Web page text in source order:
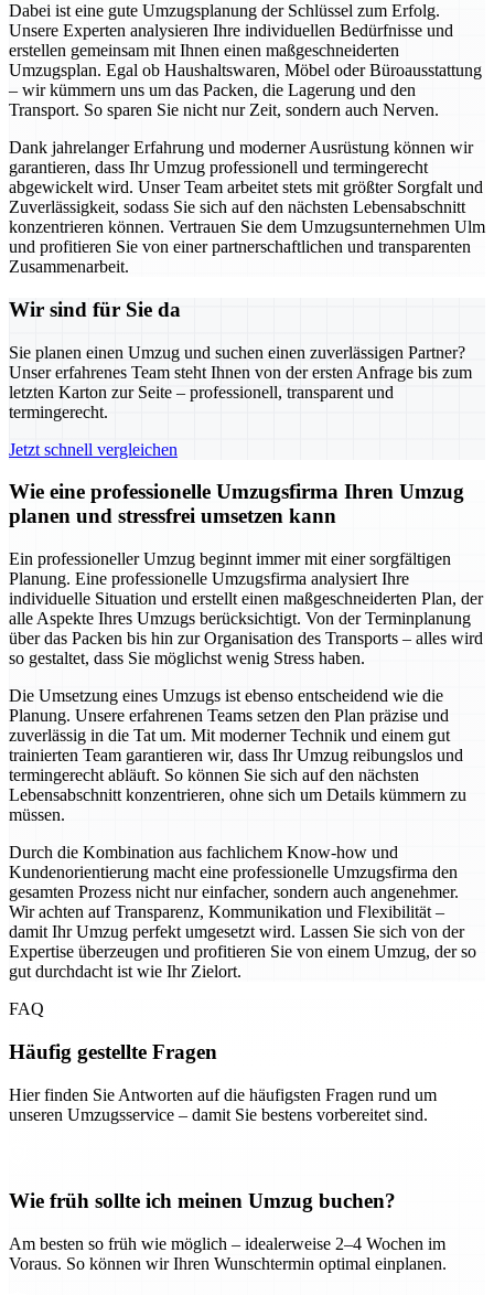
Dabei ist eine gute Umzugsplanung der Schlüssel zum Erfolg.
Unsere Experten analysieren Ihre individuellen Bedürfnisse und
erstellen gemeinsam mit Ihnen einen maßgeschneiderten
Umzugsplan. Egal ob Haushaltswaren, Möbel oder Büroausstattung
– wir kümmern uns um das Packen, die Lagerung und den
Transport. So sparen Sie nicht nur Zeit, sondern auch Nerven.
Dank jahrelanger Erfahrung und moderner Ausrüstung können wir
garantieren, dass Ihr Umzug professionell und termingerecht
abgewickelt wird. Unser Team arbeitet stets mit größter Sorgfalt und
Zuverlässigkeit, sodass Sie sich auf den nächsten Lebensabschnitt
konzentrieren können. Vertrauen Sie dem Umzugsunternehmen Ulm
und profitieren Sie von einer partnerschaftlichen und transparenten
Zusammenarbeit.
Wir sind für Sie da
Sie planen einen Umzug und suchen einen zuverlässigen Partner?
Unser erfahrenes Team steht Ihnen von der ersten Anfrage bis zum
letzten Karton zur Seite – professionell, transparent und
termingerecht.
Jetzt schnell vergleichen
Wie eine professionelle Umzugsfirma Ihren Umzug
planen und stressfrei umsetzen kann
Ein professioneller Umzug beginnt immer mit einer sorgfältigen
Planung. Eine professionelle Umzugsfirma analysiert Ihre
individuelle Situation und erstellt einen maßgeschneiderten Plan, der
alle Aspekte Ihres Umzugs berücksichtigt. Von der Terminplanung
über das Packen bis hin zur Organisation des Transports – alles wird
so gestaltet, dass Sie möglichst wenig Stress haben.
Die Umsetzung eines Umzugs ist ebenso entscheidend wie die
Planung. Unsere erfahrenen Teams setzen den Plan präzise und
zuverlässig in die Tat um. Mit moderner Technik und einem gut
trainierten Team garantieren wir, dass Ihr Umzug reibungslos und
termingerecht abläuft. So können Sie sich auf den nächsten
Lebensabschnitt konzentrieren, ohne sich um Details kümmern zu
müssen.
Durch die Kombination aus fachlichem Know-how und
Kundenorientierung macht eine professionelle Umzugsfirma den
gesamten Prozess nicht nur einfacher, sondern auch angenehmer.
Wir achten auf Transparenz, Kommunikation und Flexibilität –
damit Ihr Umzug perfekt umgesetzt wird. Lassen Sie sich von der
Expertise überzeugen und profitieren Sie von einem Umzug, der so
gut durchdacht ist wie Ihr Zielort.
FAQ
Häufig gestellte Fragen
Hier finden Sie Antworten auf die häufigsten Fragen rund um
unseren Umzugsservice – damit Sie bestens vorbereitet sind.
Wie früh sollte ich meinen Umzug buchen?
Am besten so früh wie möglich – idealerweise 2–4 Wochen im
Voraus. So können wir Ihren Wunschtermin optimal einplanen.